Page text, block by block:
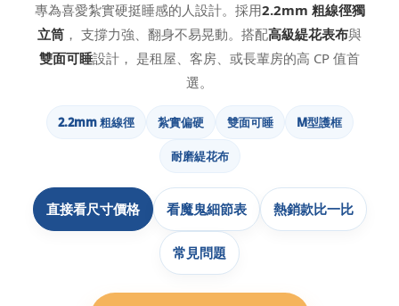
專為喜愛紮實硬挺睡感的人設計。採用2.2mm 粗線徑獨
立筒 ， 支撐力強、翻身不易晃動。搭配高級緹花表布與
雙面可睡設計， 是租屋、客房、或長輩房的高 CP 值首
選。
2.2mm 粗線徑 紮實偏硬 雙面可睡 M型護框
耐磨緹花布
直接看尺寸價格 看魔鬼細節表 熱銷款比一比
常見問題